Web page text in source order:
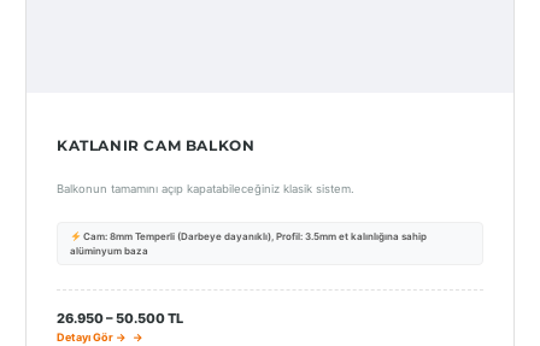
KATLANIR CAM BALKON
Balkonun tamamını açıp kapatabileceğiniz klasik sistem.
Cam: 8mm Temperli (Darbeye dayanıklı), Profil: 3.5mm et kalınlığına sahip
alüminyum baza
26.950 – 50.500 TL
Detayı Gör →